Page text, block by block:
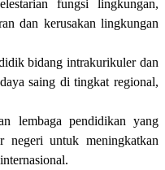
fungsi lingkungan,
dan kerusakan lingkungan
bidang intrakurikuler dan
saing di tingkat regional,
lembaga pendidikan yang
negeri untuk meningkatkan